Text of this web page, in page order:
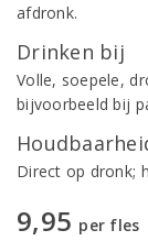
afdronk.
Drinken bij
Volle, soepele,
bijvoorbeeld bij
Direct op dronk;
9,95 per fles